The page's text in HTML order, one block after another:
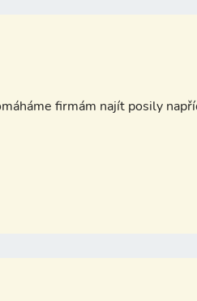
firmám najít posily